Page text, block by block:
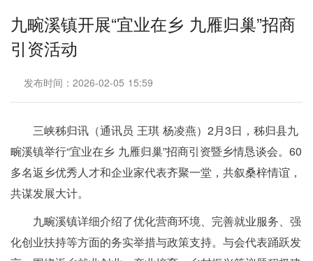
九畹溪镇开展“宜业在乡 九雁归巢”招商
引资活动
发布时间：2026-02-05 15:59
三峡秭归讯（通讯员 王琪 杨凌燕） 2月3日，秭归县九
畹溪镇举行“宜业在乡 九雁归巢”招商引资暨乡情恳谈会。60
多名返乡优秀人才和企业家代表齐聚一堂，共叙桑梓情谊，
共谋发展大计。
九畹溪镇详细介绍了优化营商环境、完善就业服务、强
化创业扶持等方面的务实举措与政策支持。与会代表踊跃发